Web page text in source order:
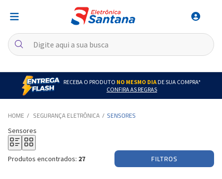
RECEBA O PRODUTO NO MESMO DIADE SUA COMPRA*
CONFIRA AS REGRAS
SEGURANÇA ELETRÔNICA SENSORES
Sensores
Produtos encontrados: 27 FILTROS